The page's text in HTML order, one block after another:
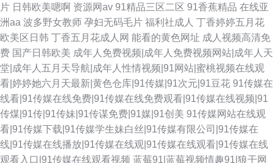
片 日韩欧美嗯啊 资源网av 91精品三区二区 91香蕉精品 在线亚
洲aa 波多野女教师 孕妇无码毛片 福利社成人 丁香婷婷五月花
欧美区日韩 丁香五月花成人网 能看的黄色网址 成人视频高清免
费 国产日韩欧美 成年人免费视频|成年人免费视频网站|成年人天
堂|成年人五月天导航|成年人性情视频|91网站|蜜桃视频在线观
看|婷婷她六月天最新|黄色仓库|91传媒|91次元|91豆花 91传媒在
线看|91传媒在线免费|91传媒在线免费观看|91传媒在线视频|91
传煤|91传|91传妹|91传谋免费|91媒|91创美 91传媒网站在线观
看|91传媒下载|91传媒学生妹白丝|91传媒有限公司|91传媒在
线|91传媒在线播放|91传媒在线观|91传媒在线观看|91传媒在线
观看入口|91传媒在线观看视频 蓝莓91|蓝莓视频情趣91|狼干网